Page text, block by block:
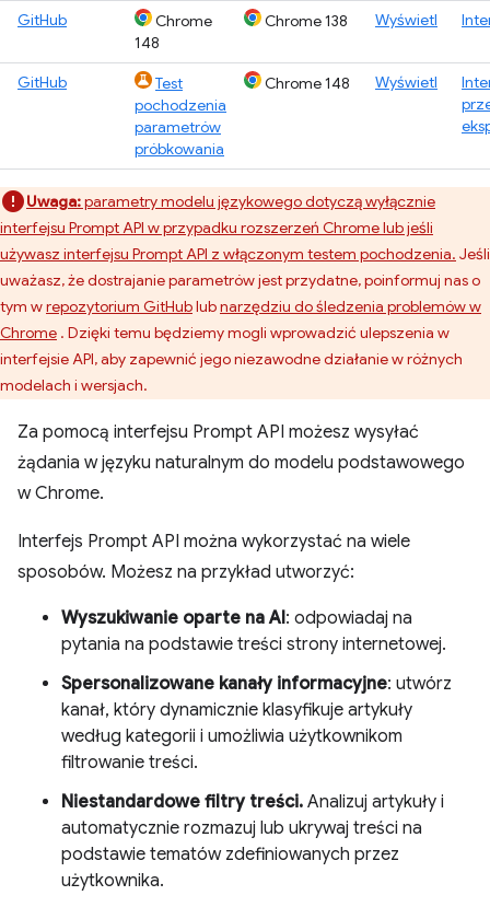
GitHub
Chrome
148
Chrome 138 Wyświetl
GitHub
Test
pochodzenia
parametrów
próbkowania
Chrome 148 Wyświetl
Uwaga:parametry modelu językowego dotyczą wyłącznie
interfejsu Prompt API w przypadku rozszerzeń Chrome lub jeśli
używasz interfejsu Prompt API z włączonym testem pochodzenia. Jeśli
uważasz, że dostrajanie parametrów jest przydatne, poinformuj nas o
tym wrepozytorium GitHublubnarzędziu do śledzenia problemów w
Chrome . Dzięki temu będziemy mogli wprowadzić ulepszenia w
interfejsie API, aby zapewnić jego niezawodne działanie w różnych
modelach i wersjach.
Za pomocą interfejsu Prompt API możesz wysyłać
żądania w języku naturalnym do modelu podstawowego
w Chrome.
Interfejs Prompt API można wykorzystać na wiele
sposobów. Możesz na przykład utworzyć:
Wyszukiwanie oparte na AI: odpowiadaj na
pytania na podstawie treści strony internetowej.
Spersonalizowane kanały informacyjne: utwórz
kanał, który dynamicznie klasyfikuje artykuły
według kategorii i umożliwia użytkownikom
filtrowanie treści.
Niestandardowe filtry treści. Analizuj artykuły i
automatycznie rozmazuj lub ukrywaj treści na
podstawie tematów zdefiniowanych przez
użytkownika.